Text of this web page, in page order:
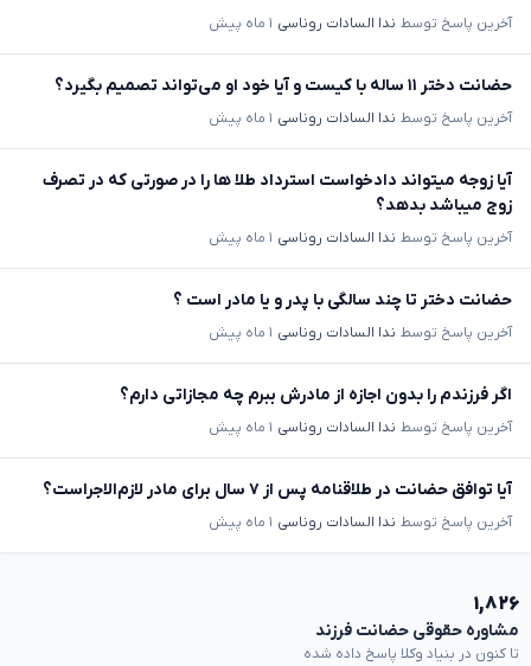
آخرین پاسخ توسط ندا السادات روناسی ۱ ماه پیش
حضانت دختر ۱۱ ساله با کیست و آیا خود او می‌تواند تصمیم بگیرد؟
آخرین پاسخ توسط ندا السادات روناسی ۱ ماه پیش
آیا زوجه میتواند دادخواست استرداد طلا ها را در صورتی که در تصرف
زوج میباشد بدهد؟
آخرین پاسخ توسط ندا السادات روناسی ۱ ماه پیش
حضانت دختر تا چند سالگی با پدر و یا مادر است ؟
آخرین پاسخ توسط ندا السادات روناسی ۱ ماه پیش
اگر فرزندم را بدون اجازه از مادرش ببرم چه مجازاتی دارم؟
آخرین پاسخ توسط ندا السادات روناسی ۱ ماه پیش
آیا توافق حضانت در طلاقنامه پس از ۷ سال برای مادر لازم‌الاجراست؟
آخرین پاسخ توسط ندا السادات روناسی ۱ ماه پیش
۱,۸۲۶
مشاوره حقوقی حضانت فرزند
تا کنون در بنیاد وکلا پاسخ داده شده